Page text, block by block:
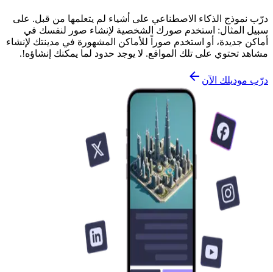
درّب نموذج الذكاء الاصطناعي على أشياء لم يتعلمها من قبل. على
سبيل المثال: استخدم صورك الشخصية لإنشاء صور لنفسك في
أماكن جديدة، أو استخدم صوراً للأماكن المشهورة في مدينتك لإنشاء
مشاهد تحتوي على تلك المواقع. لا يوجد حدود لما يمكنك إنشاؤه!.
درّب موديلك الآن